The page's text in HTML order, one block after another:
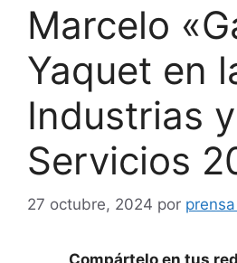
Marcelo
Yaquet en
Industrias y
Servicios
27 octubre, 2024 por